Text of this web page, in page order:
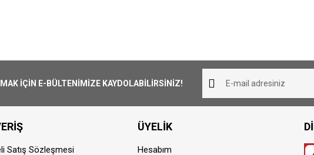
Bit Veya 24 Bit Çözünürlük
A – D, E-H)
Düzeyinde Giriş
Kanal Şeridi
yerine ücretsiz olarak gönderilmektedir. 1000₺ altında kalan
aynı günde kargoya teslim edilmektedir. Teslimat süresi bulunmuş
sonra vermiş olduğunuz siparişler ertisi ilk iş günü kargoya teslim
İÇİN E-BÜLTENİMİZE KAYDOLABİLİRSİNİZ!
Satış Sözleşmesi
ÜYELİK
Hesabım